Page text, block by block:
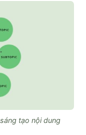
tạo nội dung